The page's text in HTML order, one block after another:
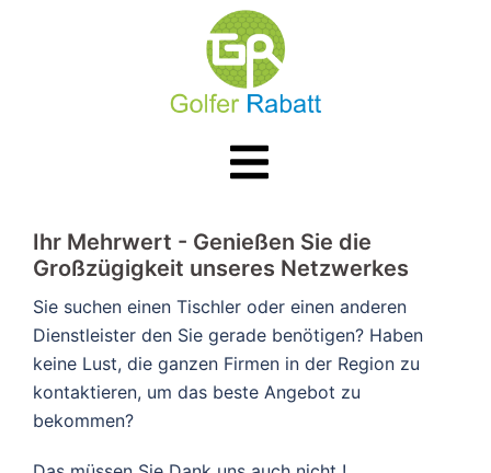
Menü
umschalten
​​Ihr Mehrwert - Genießen Sie die
Großzügigkeit unseres Netzwerkes
Sie suchen einen Tischler oder einen anderen
Dienstleister den Sie gerade benötigen? Haben
keine Lust, die ganzen Firmen in der Region zu
kontaktieren, um das beste Angebot zu
bekommen?